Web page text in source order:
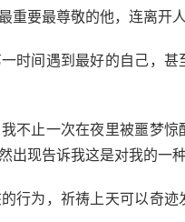
要最尊敬的他，连离开
时间遇到最好的自己，
不止一次在夜里被噩梦
出现告诉我这是对我的一种
行为，祈祷上天可以奇迹